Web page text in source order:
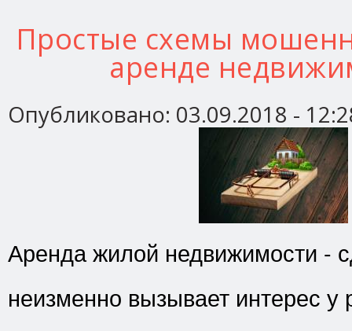
Простые схемы
аренде
Опубликовано: 03.09.2018 -
Аренда жилой недвижимости -
неизменно вызывает интерес у